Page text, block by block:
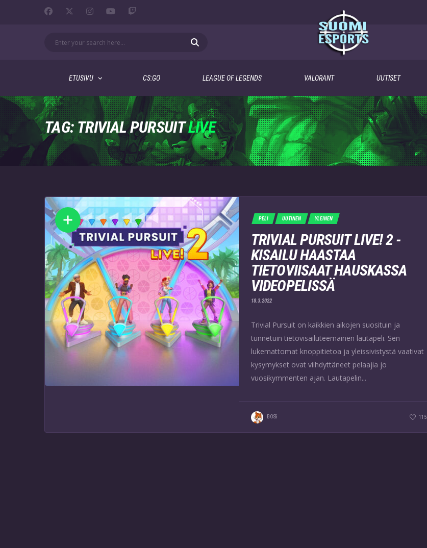
ETUSIVU CS:GO LEAGUE OF LEGENDS VALORANT UUTISET
TAG: TRIVIAL PURSUITLIVE
PELI UUTINEN YLEINEN
TRIVIAL PURSUIT LIVE! 2 -
KISAILU HAASTAA
TIETOVIISAAT HAUSKASSA
VIDEOPELISSÄ
18.3.2022
Trivial Pursuit on kaikkien aikojen suosituin ja
tunnetuin tietovisailuteemainen lautapeli. Sen
lukemattomat knoppitietoa ja yleissivistystä vaativat
kysymykset ovat viihdyttäneet pelaajia jo
vuosikymmenten ajan. Lautapelin...
BOSS 115